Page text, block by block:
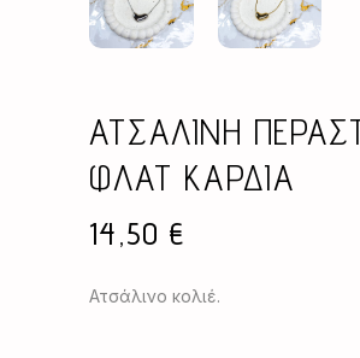
ΑΤΣΑΛΙΝΗ
ΦΛΑΤ ΚΑΡΔΙΑ
14,50 €
Ατσάλινο κολιέ.